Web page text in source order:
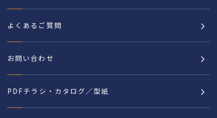
よくあるご質問
お問い合わせ
PDFチラシ・カタログ／型紙